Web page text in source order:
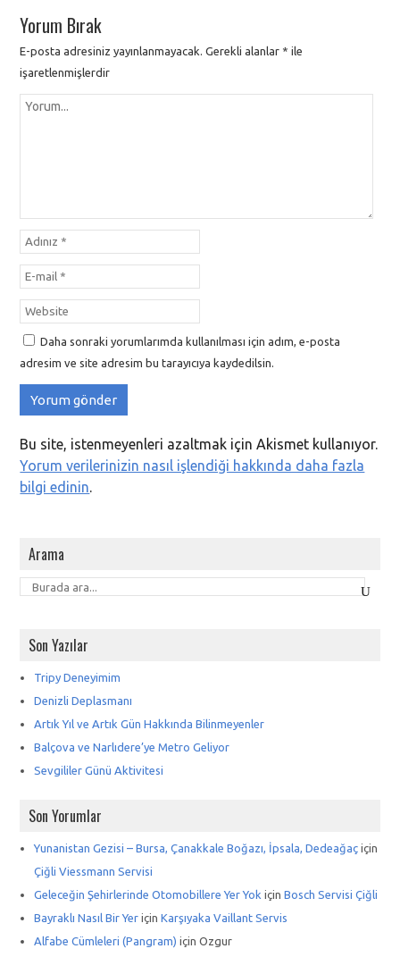
Yorum Bırak
E-posta adresiniz yayınlanmayacak. Gerekli alanlar * ile
işaretlenmişlerdir
Daha sonraki yorumlarımda kullanılması için adım, e-posta
adresim ve site adresim bu tarayıcıya kaydedilsin.
Bu site, istenmeyenleri azaltmak için Akismet kullanıyor.
Yorum verilerinizin nasıl işlendiği hakkında daha fazla
bilgi edinin.
Arama
Son Yazılar
Tripy Deneyimim
Denizli Deplasmanı
Artık Yıl ve Artık Gün Hakkında Bilinmeyenler
Balçova ve Narlıdere’ye Metro Geliyor
Sevgililer Günü Aktivitesi
Son Yorumlar
Yunanistan Gezisi – Bursa, Çanakkale Boğazı, İpsala, Dedeağaç için
Çiğli Viessmann Servisi
Geleceğin Şehirlerinde Otomobillere Yer Yok içinBosch Servisi Çiğli
Bayraklı Nasıl Bir Yer içinKarşıyaka Vaillant Servis
Alfabe Cümleleri (Pangram) içinOzgur